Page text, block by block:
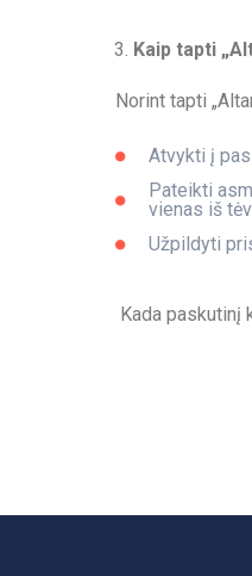
Kaip tapti
Norint tapti
Atvykti į
Pateikti
vienas iš
Užpildyti
Kada paskutinį